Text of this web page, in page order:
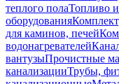
теплого полаТопливо и
оборудования
для каминов, печей
водонагревателей
вантузыПрочистные
канализацииТрубы,